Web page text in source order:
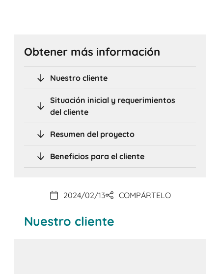
Obtener más información
Nuestro cliente
Situación inicial y requerimientos
del cliente
Resumen del proyecto
Beneficios para el cliente
2024/02/13 COMPÁRTELO
Nuestro cliente